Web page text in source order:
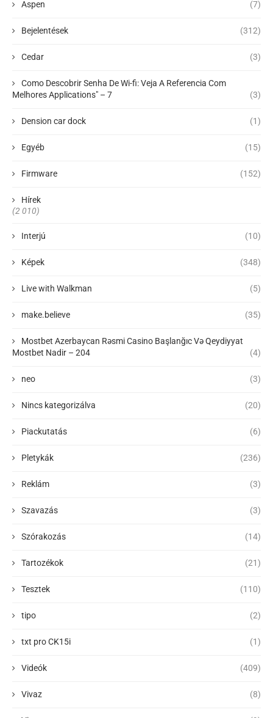
Aspen (7)
Bejelentések (312)
Cedar (3)
Como Descobrir Senha De Wi-fi: Veja A Referencia Com
Melhores Applications" – 7
(3)
Dension car dock (1)
Egyéb (15)
Firmware (152)
Hírek
(2 010)
Interjú (10)
Képek (348)
Live with Walkman (5)
make.believe (35)
Mostbet Azerbaycan Rəsmi Casino Başlanğıc Və Qeydiyyat
Mostbet Nadir – 204
(4)
neo (3)
Nincs kategorizálva (20)
Piackutatás (6)
Pletykák (236)
Reklám (3)
Szavazás (3)
Szórakozás (14)
Tartozékok (21)
Tesztek (110)
tipo (2)
txt pro CK15i (1)
Videók (409)
Vivaz (8)